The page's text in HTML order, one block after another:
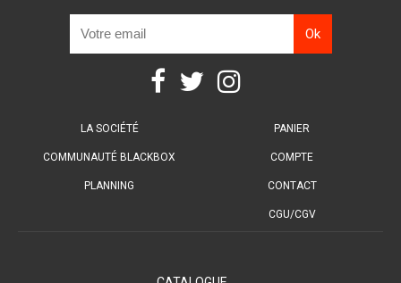
LA SOCIÉTÉ
COMMUNAUTÉ BLACKBOX
PLANNING
PANIER
COMPTE
CONTACT
CGU/CGV